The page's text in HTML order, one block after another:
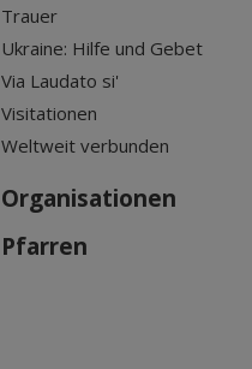
Trauer
Ukraine: Hilfe und Gebet
Via Laudato si'
Visitationen
Weltweit verbunden
Organisationen
Pfarren